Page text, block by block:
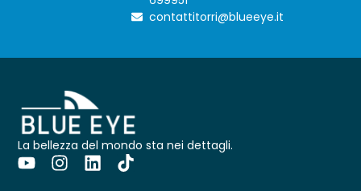
contattitorri@blueeye.it
La bellezza del mondo sta nei dettagli.